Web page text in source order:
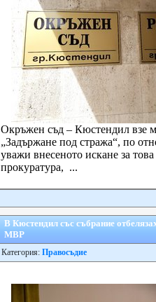
Окръжен съд – Кюстендил взе
„Задържане под стража“, по
уважи внесеното искане за
прокуратура, ...
В Кюстендил със събрание
МВР
Категория: Правосъдие